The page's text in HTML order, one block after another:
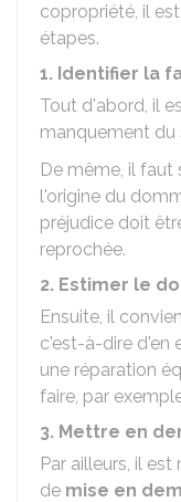
copropriété, il
étapes.
1. Identifier la
Tout d'abord, il
manquement du
De même, il faut
l'origine du
préjudice doit
reprochée.
2. Estimer le
Ensuite, il
c'est-à-dire d'en
une réparation
faire, par
3. Mettre en
Par ailleurs, il
de mise en